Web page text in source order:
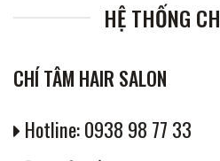
HỆ THỐNG
CHÍ TÂM HAIR SALON
Hotline: 0938 98 77 33